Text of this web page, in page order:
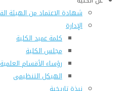
شهادة الاعتماد من الهيئة
الإدارة
كلمة عميد الكلية
مجلس الكلية
رؤساء الأقسام العلمية
الهيكل التنظيمى